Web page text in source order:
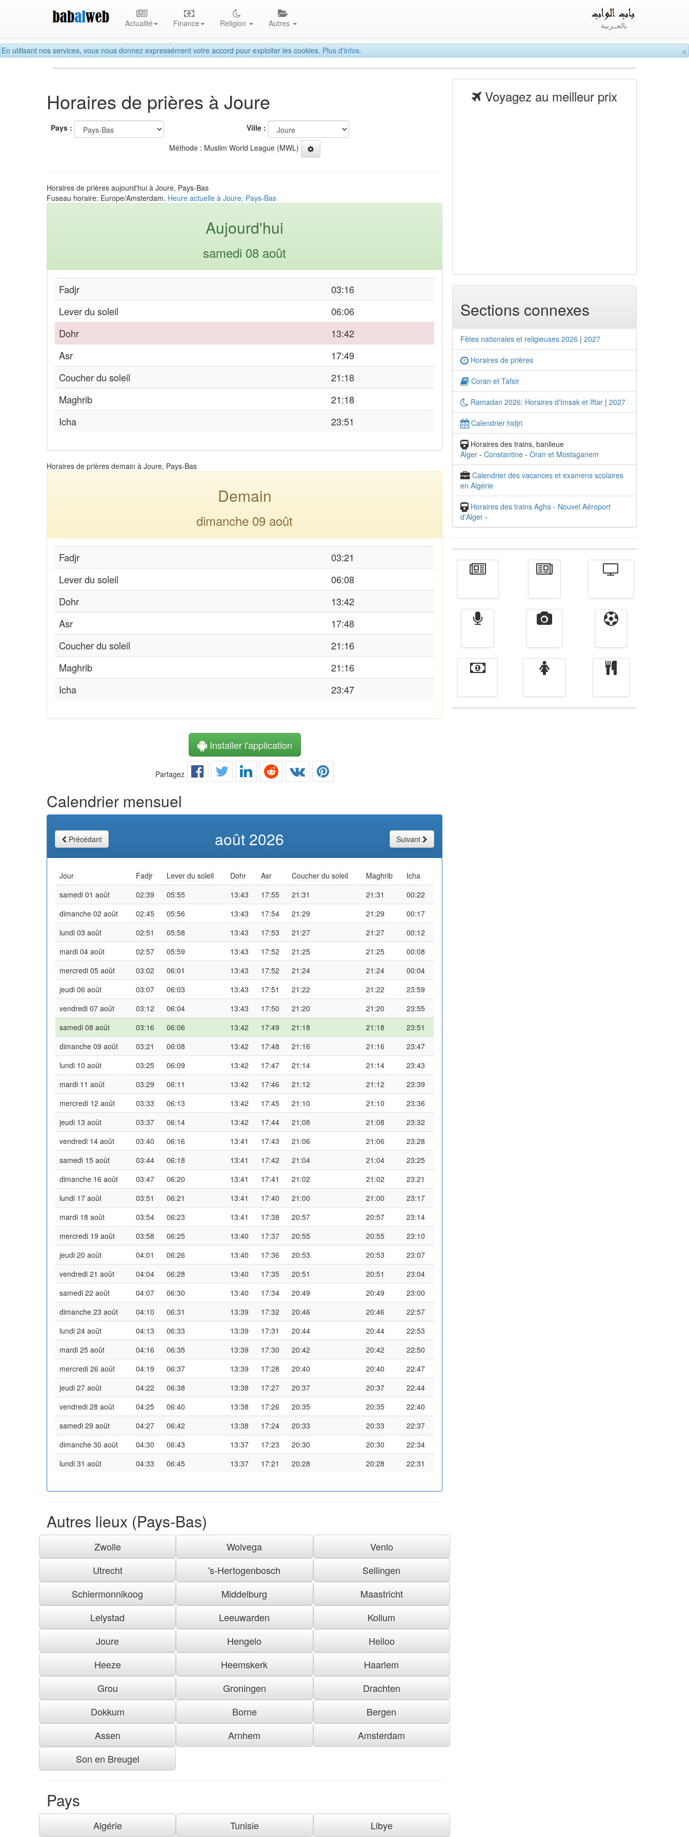
×
En utilisant nos services, vous nous donnez expressément votre accord pour exploiter les cookies. Plus d'infos.
Actualité Finance Religion Autres بالعــربية
Horaires de prières à Joure
Pays :
Ville :
Méthode : Muslim World League (MWL)
Horaires de prières aujourd'hui à Joure, Pays-Bas
Fuseau horaire: Europe/Amsterdam. Heure actuelle à Joure, Pays-Bas
Aujourd'hui
samedi 08 août
Fadjr
03:16
Lever du soleil
06:06
Dohr
13:42
Asr
17:49
Coucher du soleil
21:18
Maghrib
21:18
Icha
23:51
Horaires de prières demain à Joure, Pays-Bas
Demain
dimanche 09 août
Fadjr
03:21
Lever du soleil
06:08
Dohr
13:42
Asr
17:48
Coucher du soleil
21:16
Maghrib
21:16
Icha
23:47
Installer l'application
Partagez
Calendrier mensuel
Précédant août 2026 Suivant
Jour Fadjr Lever du soleil Dohr Asr Coucher du soleil Maghrib
Icha
samedi 01 août
02:39 05:55 13:43 17:55 21:31 21:31
00:22
dimanche 02 août
02:45 05:56 13:43 17:54 21:29 21:29
00:17
lundi 03 août
02:51 05:58 13:43 17:53 21:27 21:27
00:12
mardi 04 août
02:57 05:59 13:43 17:52 21:25 21:25
00:08
mercredi 05 août
03:02 06:01 13:43 17:52 21:24 21:24
00:04
jeudi 06 août
03:07 06:03 13:43 17:51 21:22 21:22
23:59
vendredi 07 août
03:12 06:04 13:43 17:50 21:20 21:20
23:55
samedi 08 août
03:16 06:06 13:42 17:49 21:18 21:18
23:51
dimanche 09 août
03:21 06:08 13:42 17:48 21:16 21:16
23:47
lundi 10 août
03:25 06:09 13:42 17:47 21:14 21:14
23:43
mardi 11 août
03:29 06:11 13:42 17:46 21:12 21:12
23:39
mercredi 12 août
03:33 06:13 13:42 17:45 21:10 21:10
23:36
jeudi 13 août
03:37 06:14 13:42 17:44 21:08 21:08
23:32
vendredi 14 août
03:40 06:16 13:41 17:43 21:06 21:06
23:28
samedi 15 août
03:44 06:18 13:41 17:42 21:04 21:04
23:25
dimanche 16 août
03:47 06:20 13:41 17:41 21:02 21:02
23:21
lundi 17 août
03:51 06:21 13:41 17:40 21:00 21:00
23:17
mardi 18 août
03:54 06:23 13:41 17:38 20:57 20:57
23:14
mercredi 19 août
03:58 06:25 13:40 17:37 20:55 20:55
23:10
jeudi 20 août
04:01 06:26 13:40 17:36 20:53 20:53
23:07
vendredi 21 août
04:04 06:28 13:40 17:35 20:51 20:51
23:04
samedi 22 août
04:07 06:30 13:40 17:34 20:49 20:49
23:00
dimanche 23 août
04:10 06:31 13:39 17:32 20:46 20:46
22:57
lundi 24 août
04:13 06:33 13:39 17:31 20:44 20:44
22:53
mardi 25 août
04:16 06:35 13:39 17:30 20:42 20:42
22:50
mercredi 26 août
04:19 06:37 13:39 17:28 20:40 20:40
22:47
jeudi 27 août
04:22 06:38 13:38 17:27 20:37 20:37
22:44
vendredi 28 août
04:25 06:40 13:38 17:26 20:35 20:35
22:40
samedi 29 août
04:27 06:42 13:38 17:24 20:33 20:33
22:37
dimanche 30 août
04:30 06:43 13:37 17:23 20:30 20:30
22:34
lundi 31 août
04:33 06:45 13:37 17:21 20:28 20:28 22:31
Autres lieux (Pays-Bas)
Zwolle Wolvega
Venlo
Utrecht
's-Hertogenbosch
Sellingen
Schiermonnikoog
Middelburg
Maastricht
Lelystad
Leeuwarden
Kollum
Joure
Hengelo
Heiloo
Heeze
Heemskerk
Haarlem
Grou
Groningen
Drachten
Dokkum
Borne
Bergen
Assen
Arnhem
Amsterdam
Son en Breugel
Pays
Algérie Tunisie Libye
Voyagez au meilleur prix
Sections connexes
Fêtes nationales et religieuses 2026 | 2027
Horaires de prières
Coran et Tafsir
Ramadan 2026: Horaires d'Imsak et Iftar | 2027
Calendrier hidjri
Horaires des trains, banlieue
Alger - Constantine - Oran et Mostaganem
Calendrier des vacances et examens scolaires
en Algérie
Horaires des trains Agha - Nouvel Aéroport
d'Alger -